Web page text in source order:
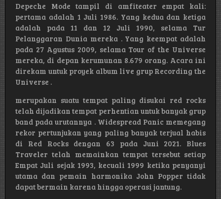
Depeche Mode tampil di amfiteater empat kali:
pertama adalah 1 Juli 1986. Yang kedua dan ketiga
adalah pada 11 dan 12 Juli 1990, selama Tur
Pelanggaran Dunia mereka . Yang keempat adalah
pada 27 Agustus 2009, selama Tour of the Universe
mereka, di depan kerumunan 8.679 orang. Acara ini
direkam untuk proyek album live grup Recording the
Universe .
merupakan suatu tempat paling disukai red rocks
telah dijadikan tempat perhentian untuk banyak grup
band pada urutannya . Widespread Panic memegang
rekor pertunjukan yang paling banyak terjual habis
di Red Rocks dengan 63 pada Juni 2021. Blues
Traveler telah memainkan tempat tersebut setiap
Empat Juli sejak 1993, kecuali 1999 ketika penyanyi
utama dan pemain harmonika John Popper tidak
dapat bermain karena hingga operasi jantung.